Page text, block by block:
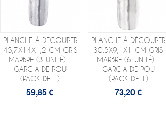
PLANCHE À DÉCOUPER
45,7X14X1,2 CM GRIS
MARBRE (3 UNITÉ) -
GARCIA DE POU
(PACK DE 1)
59,85 €
PLANCHE À DÉCOUPER
30,5X9,1X1 CM GRIS
MARBRE (6 UNITÉ) -
GARCIA DE POU
(PACK DE 1)
73,20 €